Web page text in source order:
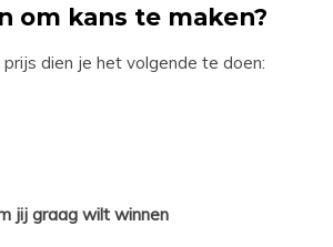
om kans te maken?
dien je het volgende te doen:
jij graag wilt winnen